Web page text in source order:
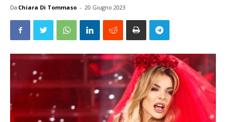
Da Chiara Di Tommaso - 20 Giugno 2023